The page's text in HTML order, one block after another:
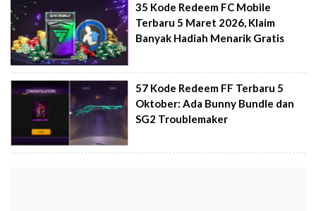
35 Kode Redeem FC Mobile
Terbaru 5 Maret 2026, Klaim
Banyak Hadiah Menarik Gratis
57 Kode Redeem FF Terbaru 5
Oktober: Ada Bunny Bundle dan
SG2 Troublemaker